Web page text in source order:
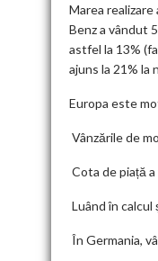
Marea
Benz a vândut
astfel la 13%
ajuns la 21% la
Europa este
Vânzările de
Cota de piață
Luând în calcul
În Germania,